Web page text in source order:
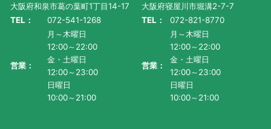
大阪府和泉市葛の葉町1丁目14-17
TEL：
072-541-1268
営業：
月～木曜日
12:00～22:00
金・土曜日
12:00～23:00
日曜日
10:00～21:00
大阪府寝屋川市堀溝2-7-7
TEL：
072-821-8770
営業：
月～木曜日
12:00～22:00
金・土曜日
12:00～23:00
日曜日
10:00～21:00